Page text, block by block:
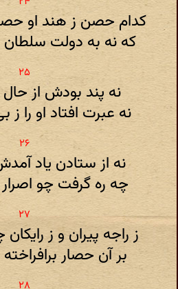
کدام حصن ز هند او
که نه به دولت سلطان
نه پند بودش از حال
نه عبرت افتاد او را
نه از ستادن یاد
چه ره گرفت چو
ز راجه پیران و ز
بر آن حصار